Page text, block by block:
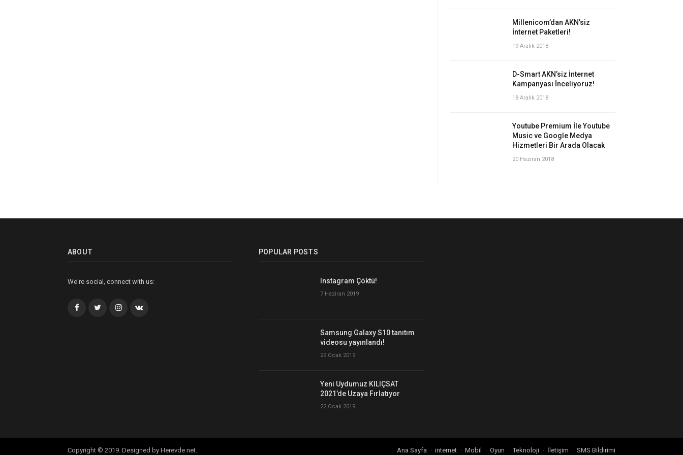
Millenicom’dan AKN’siz
İnternet Paketleri!
19 Aralık 2018
D-Smart AKN’siz İnternet
Kampanyası İnceliyoruz!
18 Aralık 2018
Youtube Premium İle Youtube
Music ve Google Medya
Hizmetleri Bir Arada Olacak
20 Haziran 2018
ABOUT
We're social, connect with us:
FacebookTwitterİnstagram+
VK
POPULAR POSTS
Instagram Çöktü!
7 Haziran 2019
Samsung Galaxy S10 tanıtım
videosu yayınlandı!
29 Ocak 2019
Yeni Uydumuz KILIÇSAT
2021’de Uzaya Fırlatıyor
22 Ocak 2019
Copyright © 2019. Designed by Herevde.net. Ana Sayfa internet Mobil Oyun Teknoloji İletişim SMS Bildirimi